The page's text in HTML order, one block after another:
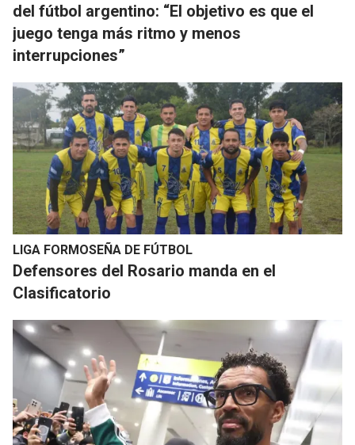
del fútbol argentino: “El objetivo es que el
juego tenga más ritmo y menos
interrupciones”
LIGA FORMOSEÑA DE FÚTBOL
Defensores del Rosario manda en el
Clasificatorio